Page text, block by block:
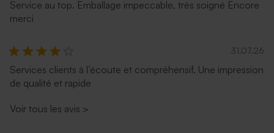
Service au top. Emballage impeccable, très soigné Encore
merci
31.07.26
Services clients à l’écoute et compréhensif. Une impression
de qualité et rapide
Voir tous les avis >